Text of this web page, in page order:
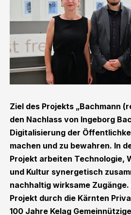
Ziel des Projekts „Bachmann
den Nachlass von Ingeborg
Digitalisierung der
machen und zu bewahren. In
Projekt arbeiten Technologie,
und Kultur synergetisch
nachhaltig wirksame
Projekt durch die Kärnten
100 Jahre Kelag